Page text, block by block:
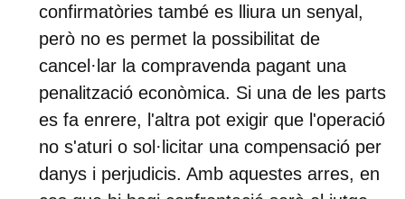
confirmatòries també es lliura un senyal,
però no es permet la possibilitat de
cancel·lar la compravenda pagant una
penalització econòmica. Si una de les parts
es fa enrere, l'altra pot exigir que l'operació
no s'aturi o sol·licitar una compensació per
danys i perjudicis. Amb aquestes arres, en